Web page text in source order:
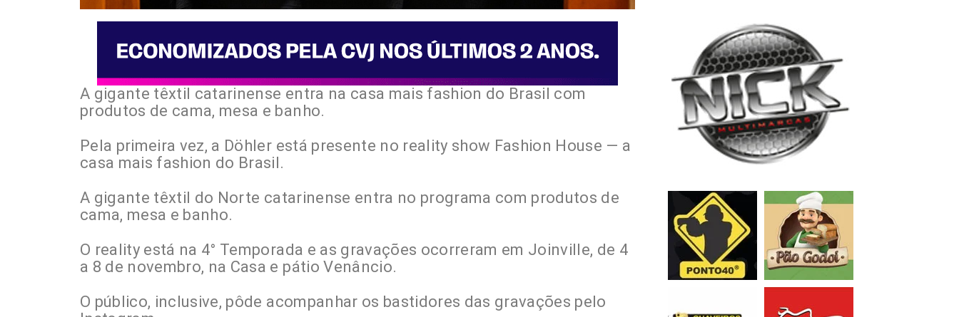
A gigante têxtil catarinense entra na casa mais fashion do Brasil com
produtos de cama, mesa e banho.
Pela primeira vez, a Döhler está presente no reality show Fashion House — a
casa mais fashion do Brasil.
A gigante têxtil do Norte catarinense entra no programa com produtos de
cama, mesa e banho.
O reality está na 4° Temporada e as gravações ocorreram em Joinville, de 4
a 8 de novembro, na Casa e pátio Venâncio.
O público, inclusive, pôde acompanhar os bastidores das gravações pelo